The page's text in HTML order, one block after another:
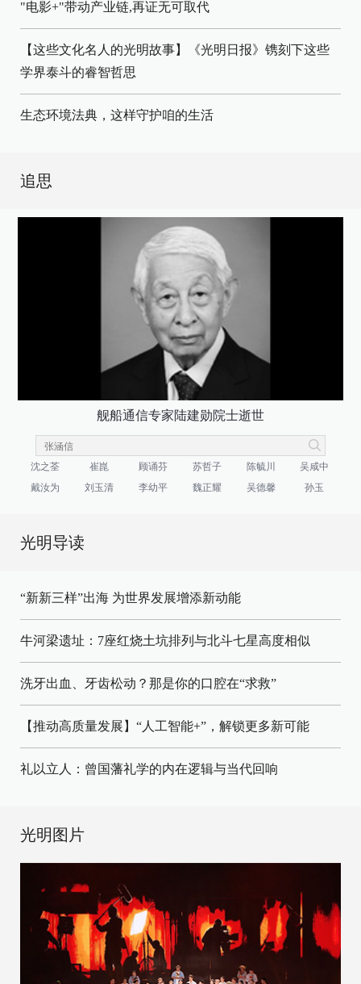
"电影+"带动产业链,再证无可取代
【这些文化名人的光明故事】《光明日报》镌刻下这些
学界泰斗的睿智哲思
生态环境法典，这样守护咱的生活
追思
舰船通信专家陆建勋院士逝世
沈之荃 崔崑 顾诵芬 苏哲子 陈毓川
吴咸中
戴汝为
刘玉清 李幼平 魏正耀 吴德馨 孙玉
光明导读
“新新三样”出海 为世界发展增添新动能
牛河梁遗址：7座红烧土坑排列与北斗七星高度相似
洗牙出血、牙齿松动？那是你的口腔在“求救”
【推动高质量发展】“人工智能+”，解锁更多新可能
礼以立人：曾国藩礼学的内在逻辑与当代回响
光明图片